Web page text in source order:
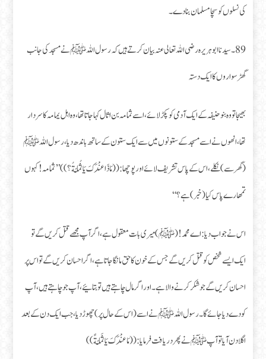
کی نسلوں کو سچا مسلمان بنا دے۔
89۔ سیدنا ابو ہریرہ رضی اللہ تعالی عنہ بیان کرتے ہیں کہ رسول اللہ ﷺ نے مسجد کی جانب
گھڑ سواروں کا ایک دستہ
بھیجا تو وہ بنو حنیفہ کے ایک آدمی کو پکڑ لائے، اسے ثمامہ بن اثال کہا جاتا تھا، وہ اہل یمامہ کا سردار
تھا، انھوں نے اسے مسجد کے ستونوں میں سے ایک ستون کے ساتھ باندھ دیا، رسول اللہﷺ
(گھرسے) نکلے، اس کے پاس تشریف لائے اور پوچھا: ((مَاذَا عِنْدَكَ يَا ثُمَامَةُ؟)) ’’ثمامہ! کہوں
تمھارے پاس کیا (خبر) ہے؟‘‘
اس نے جواب دیا: اے محمد! (ﷺ) میری بات معقول ہے، اگر آپ مجھے قتل کریں گے تو
ایک ایسے شخص کو قتل کریں گے جس کے خون کا حق مانگا جاتا ہے، اگر احسان کریں گے تو اس پر
احسان کریں گے جو شکر کرنے والا ہے۔ اور اگر مال چاہتے ہیں تو بتائیے، آپ جو چاہتے ہیں، آپ
کو دے دیا جائے گا۔ رسول اللہ ﷺ نے اسے (اس کے حال پر) چھوڑ دیا، جب ایک دن کے بعد
اگلا دن آیا تو آپ ﷺ نے پھر دریافت فرمایا: ((مَا عِنْدَكَ يَا ثَمَامَةً))